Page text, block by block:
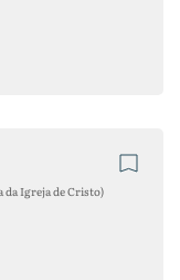
Igreja de Cristo)